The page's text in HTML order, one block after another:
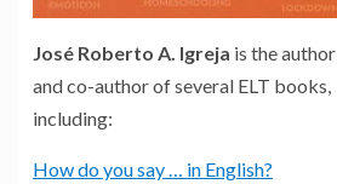
José Roberto A. Igreja is the author
and co-author of several ELT books,
including:
How do you say … in English?